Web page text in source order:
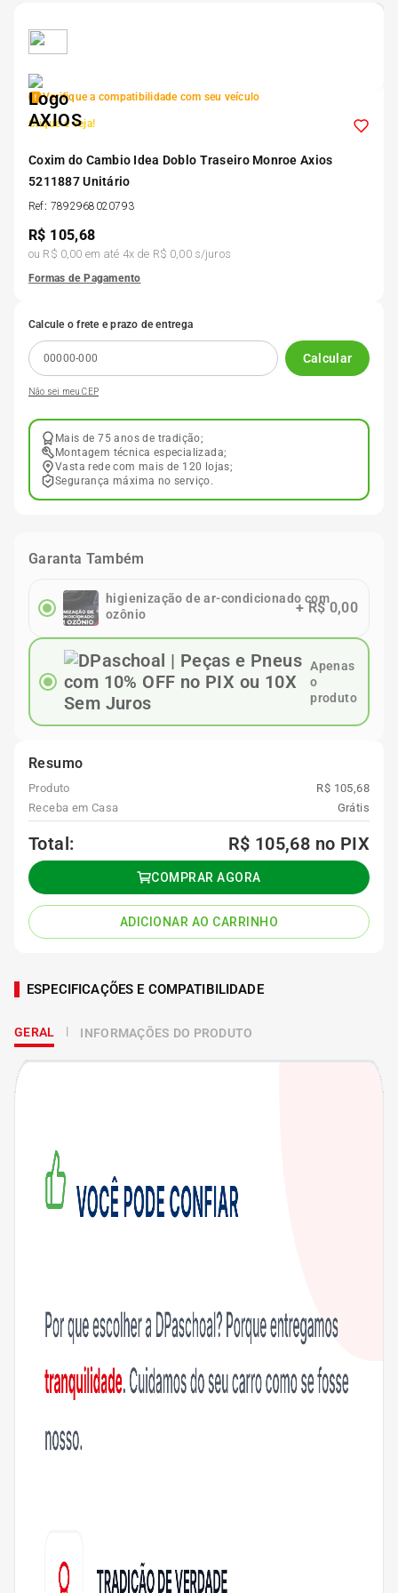
Verifique a compatibilidade com seu veículo
Clique e veja!
Coxim do Cambio Idea Doblo Traseiro Monroe Axios
5211887 Unitário
Ref: 7892968020793
R$ 105,68
ou R$ 0,00 em até 4x de R$ 0,00s/juros
Formas de Pagamento
Calcule o frete e prazo de entrega
Calcular
Não sei meu CEP
Mais de 75 anos de tradição;
Montagem técnica especializada;
Vasta rede com mais de 120 lojas;
Segurança máxima no serviço.
Garanta Também
higienização de ar-condicionado com
ozônio
+R$ 0,00
Apenas
o
produto
Resumo
Produto
R$ 105,68
Receba em Casa
Grátis
Total: R$ 105,68 no PIX
COMPRAR AGORA
ADICIONAR AO CARRINHO
ESPECIFICAÇÕES E COMPATIBILIDADE
GERAL INFORMAÇÕES DO PRODUTO
5º
7
8º 195 55r15
9º 175 65 14